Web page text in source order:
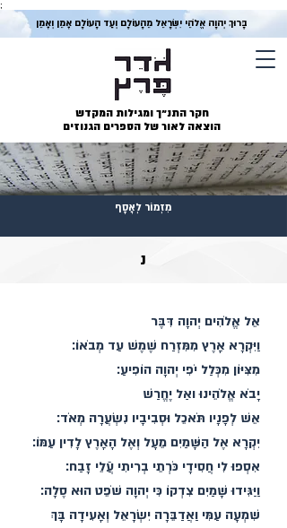
;
בָּרוּךְ יְהוָה אֱלֹהֵי יִשְׂרָאֵל מֵהָעוֹלָם וְעַד הָעוֹלָם אָמֵן וְאָמֵן
חקר התנ״ך ומגילות המקדש
הוצאה לאור של הספרים הגנוזים
מִזְמוֹר לְאָסָף
נ
אֵל אֱלֹהִים יְהוָה דִּבֶּר
וַיִּקְרָא אָרֶץ מִמִּזְרַח שֶׁמֶשׁ עַד מְבֹאוֹ׃
מִצִּיּוֹן מִכְּלַל יֹפִי יְהוָה הוֹפִיעַ׃
יָבֹא אֱלֹהֵינוּ ואַל יֶחֱרַשׁ
אֵשׁ לְפָנָיו תֹּאכֵל וּסְבִיבָיו נִשְׂעֲרָה מְאֹד׃
יִקְרָא אֶל הַשָּׁמַיִם מֵעָל וְאֶל הָאָרֶץ לָדִין עַמּוֹ׃
אִסְפוּ לִי חֲסִידָי כֹּרְתֵי בְרִיתִי עֲֿלֵי זָבַח׃
וַיַּגִּידוּ שָׁמַיִם צִדְקוֹ כִּי יְהוָה שֹׁפֵט הוּא סֶלָה׃
שִׁמְעָה עַמִּי וַאֲדַבֵּרָה יִשְׂרָאֵל וְאָעִידָה בָּךְ